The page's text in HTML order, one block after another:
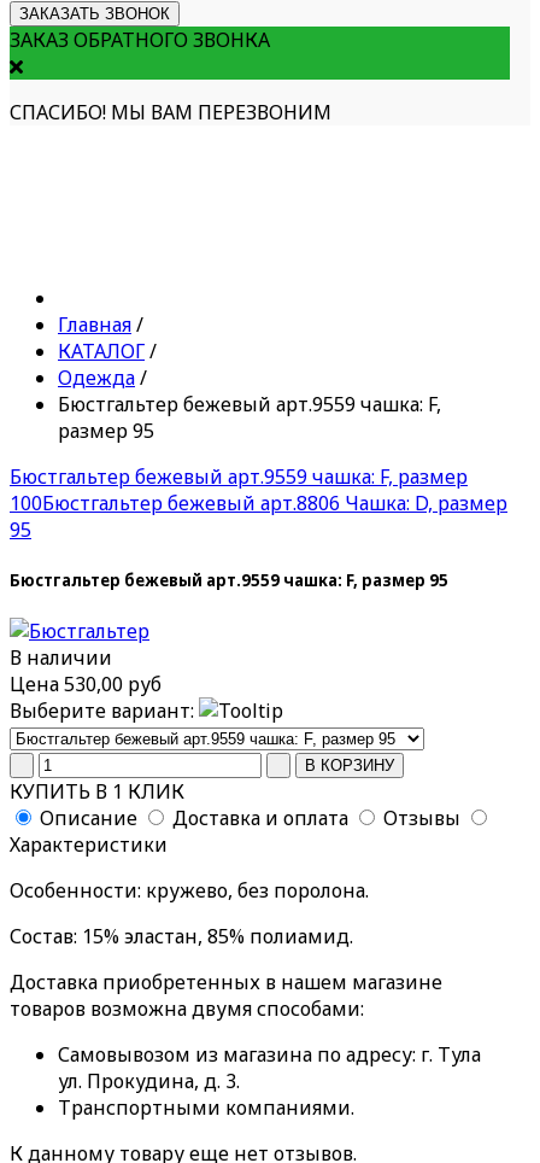
ЗАКАЗАТЬ ЗВОНОК
ЗАКАЗ ОБРАТНОГО ЗВОНКА
СПАСИБО! МЫ ВАМ ПЕРЕЗВОНИМ
Главная/
КАТАЛОГ/
Одежда/
Бюстгальтер бежевый арт.9559 чашка: F,
размер 95
Бюстгальтер бежевый арт.9559 чашка: F, размер
100Бюстгальтер бежевый арт.8806 Чашка: D, размер
95
Бюстгальтер бежевый арт.9559 чашка: F, размер 95
В наличии
Цена530,00 руб
Выберите вариант:
КУПИТЬ В 1 КЛИК
Описание
Доставка и оплата
Отзывы
Характеристики
Особенности: кружево, без поролона.
Состав: 15% эластан, 85% полиамид.
Доставка приобретенных в нашем магазине
товаров возможна двумя способами:
Самовывозом из магазина по адресу: г. Тула
ул. Прокудина, д. 3.
Транспортными компаниями.
К данному товару еще нет отзывов.